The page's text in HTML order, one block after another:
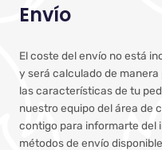
Envío
El coste del envío no está
y será calculado de
las características de tu
nuestro equipo del área de
contigo para informarte del
métodos de envío